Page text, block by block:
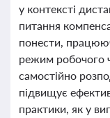
у контексті
питання
понести,
режим робочого
самостійно
підвищує
практики, як у